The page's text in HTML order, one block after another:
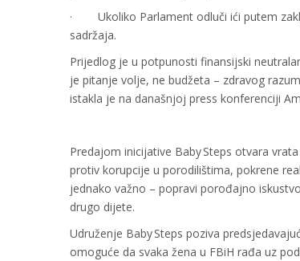
· Ukoliko Parlament odluči ići putem
sadržaja.
Prijedlog je u potpunosti finansijski
je pitanje volje, ne budžeta – zdravog
istakla je na današnjoj press konferenciji
Predajom inicijative Baby Steps otvara
protiv korupcije u porodilištima, pokrene
jednako važno – popravi porođajno
drugo dijete.
Udruženje Baby Steps poziva
omoguće da svaka žena u FBiH rađa uz